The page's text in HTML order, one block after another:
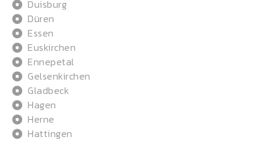
Duisburg
Düren
Essen
Euskirchen
Ennepetal
Gelsenkirchen
Gladbeck
Hagen
Herne
Hattingen